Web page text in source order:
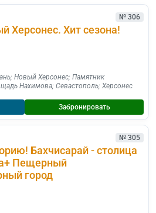
№ 306
Херсонес. Хит сезона!
; Новый Херсонес; Памятник
Нахимова; Севастополь; Херсонес
Забронировать
№ 305
Бахчисарай - столица
Пещерный
город